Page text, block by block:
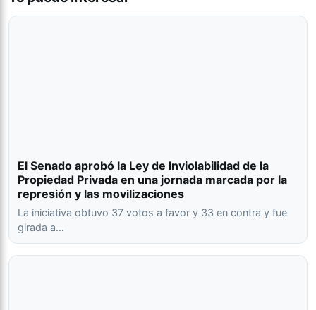
El Senado aprobó la Ley de Inviolabilidad de la
Propiedad Privada en una jornada marcada por la
represión y las movilizaciones
La iniciativa obtuvo 37 votos a favor y 33 en contra y fue
girada a…